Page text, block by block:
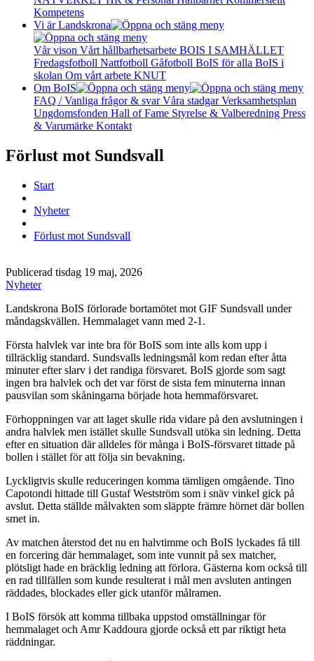
Kompetens
Vi är Landskrona
Vår vison Vårt hållbarhetsarbete BOIS I SAMHÄLLET
Fredagsfotboll Nattfotboll Gåfotboll BoIS för alla BoIS i
skolan Om vårt arbete KNUT
Om BoIS
FAQ / Vanliga frågor & svarVåra stadgarVerksamhetsplan
Ungdomsfonden Hall of Fame Styrelse & Valberedning Press
& Varumärke Kontakt
Förlust mot Sundsvall
Start
Nyheter
Förlust mot Sundsvall
Publicerad tisdag 19 maj, 2026
Nyheter
Landskrona BoIS förlorade bortamötet mot GIF Sundsvall under
måndagskvällen. Hemmalaget vann med 2-1.
Första halvlek var inte bra för BoIS som inte alls kom upp i
tillräcklig standard. Sundsvalls ledningsmål kom redan efter åtta
minuter efter slarv i det randiga försvaret. BoIS gjorde som sagt
ingen bra halvlek och det var först de sista fem minuterna innan
pausvilan som skåningarna började hota hemmaförsvaret.
Förhoppningen var att laget skulle rida vidare på den avslutningen i
andra halvlek men istället skulle Sundsvall utöka sin ledning. Detta
efter en situation där alldeles för många i BoIS-försvaret tittade på
bollen i stället för att följa sin bevakning.
Lyckligtvis skulle reduceringen komma tämligen omgående. Tino
Capotondi hittade till Gustaf Westström som i snäv vinkel gick på
avslut. Detta ställde målvakten som släppte främre hörnet där bollen
smet in.
Av matchen återstod det nu en halvtimme och BoIS lyckades få till
en forcering där hemmalaget, som inte vunnit på sex matcher,
plötsligt hade en bräcklig ledning att förlora. Gästerna kom också till
en rad tillfällen som kunde resulterat i mål men avsluten antingen
räddades, blockades eller gick utanför målramen.
I BoIS försök att komma tillbaka uppstod omställningar för
hemmalaget och Amr Kaddoura gjorde också ett par riktigt heta
räddningar.